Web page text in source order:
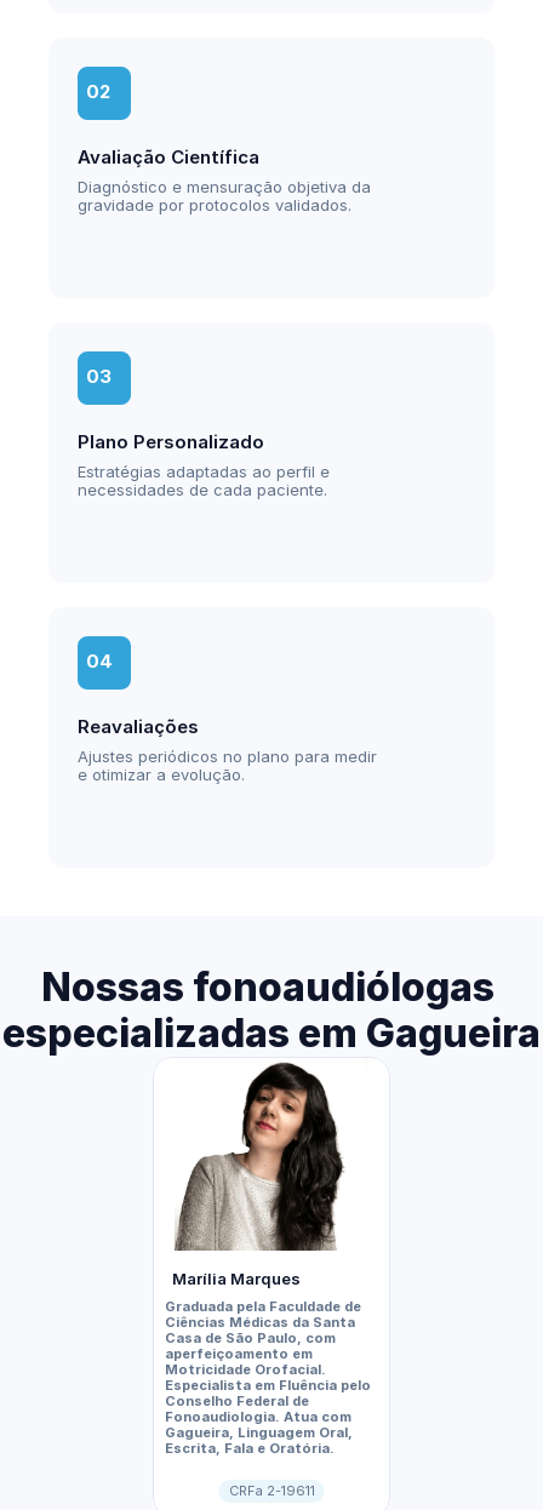
02
Avaliação Científica
Diagnóstico e mensuração objetiva da
gravidade por protocolos validados.
03
Plano Personalizado
Estratégias adaptadas ao perfil e
necessidades de cada paciente.
04
Reavaliações
Ajustes periódicos no plano para medir
e otimizar a evolução.
Nossas fonoaudiólogas
especializadas em Gagueira
CRFa 2-19611
Marília Marques
Graduada pela Faculdade de
Ciências Médicas da Santa
Casa de São Paulo, com
aperfeiçoamento em
Motricidade Orofacial.
Especialista em Fluência pelo
Conselho Federal de
Fonoaudiologia. Atua com
Gagueira, Linguagem Oral,
Escrita, Fala e Oratória.